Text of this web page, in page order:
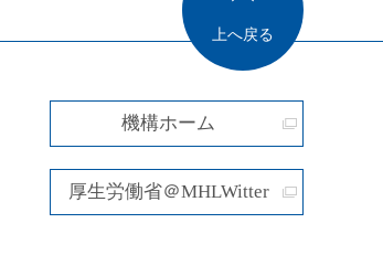
上へ戻る
機構ホーム
厚生労働省＠MHLWitter